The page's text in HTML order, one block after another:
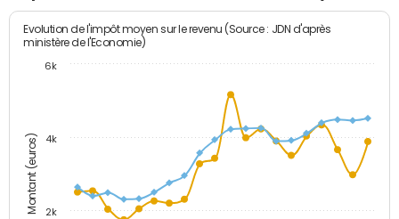
Montant (euros)
Evolution de l'impôt moyen sur le revenu (Source : JDN d'après
ministère de l'Economie)
2k
4k
6k